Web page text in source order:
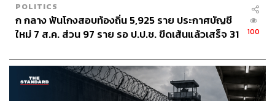
POLITICS
ก กลาง ฟันโกงสอบท้องถิ่น 5,925 ราย ประกาศบัญชี
ใหม่ 7 ส.ค. ส่วน 97 ราย รอ ป.ป.ช. ขีดเส้นแล้วเสร็จ 31
100